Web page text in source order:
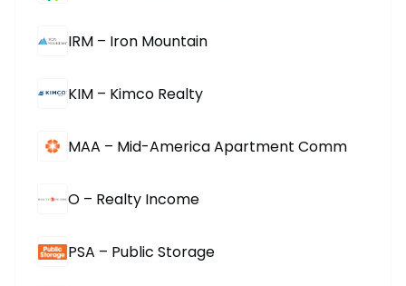
IRM – Iron Mountain
KIM – Kimco Realty
MAA – Mid-America Apartment Comm
O – Realty Income
PSA – Public Storage